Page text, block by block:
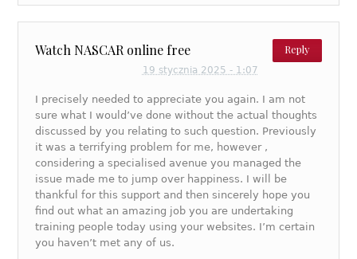
Watch NASCAR online free Reply
19 stycznia 2025 - 1:07
I precisely needed to appreciate you again. I am not
sure what I would’ve done without the actual thoughts
discussed by you relating to such question. Previously
it was a terrifying problem for me, however ,
considering a specialised avenue you managed the
issue made me to jump over happiness. I will be
thankful for this support and then sincerely hope you
find out what an amazing job you are undertaking
training people today using your websites. I’m certain
you haven’t met any of us.